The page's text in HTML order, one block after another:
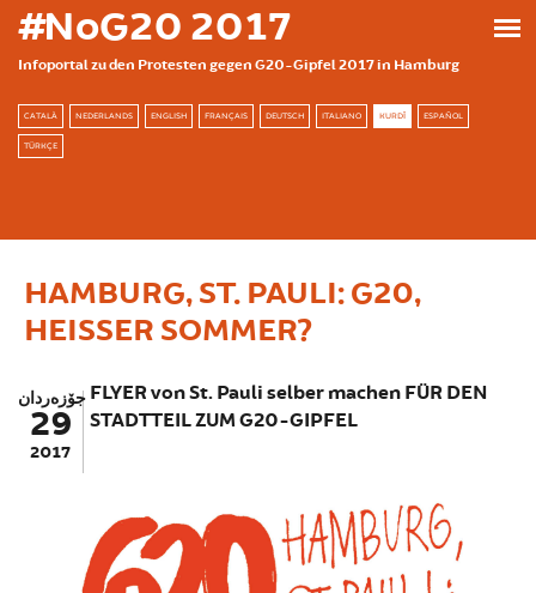
بازبدە بۆ ناوەڕۆکی سەرەکی
#NoG20 2017
Infoportal zu den Protesten gegen G20-Gipfel 2017 in Hamburg
CATALÀ NEDERLANDS ENGLISH FRANÇAIS DEUTSCH ITALIANO KURDÎ ESPAÑOL
TÜRKÇE
HAMBURG, ST. PAULI: G20,
HEISSER SOMMER?
جۆزەردان
29
2017
FLYER von St. Pauli selber machen FÜR DEN
STADTTEIL ZUM G20-GIPFEL